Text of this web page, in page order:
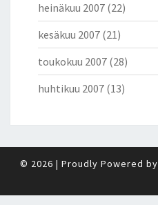
heinäkuu 2007 (22)
kesäkuu 2007 (21)
toukokuu 2007 (28)
huhtikuu 2007 (13)
© 2026 | Proudly Powered by